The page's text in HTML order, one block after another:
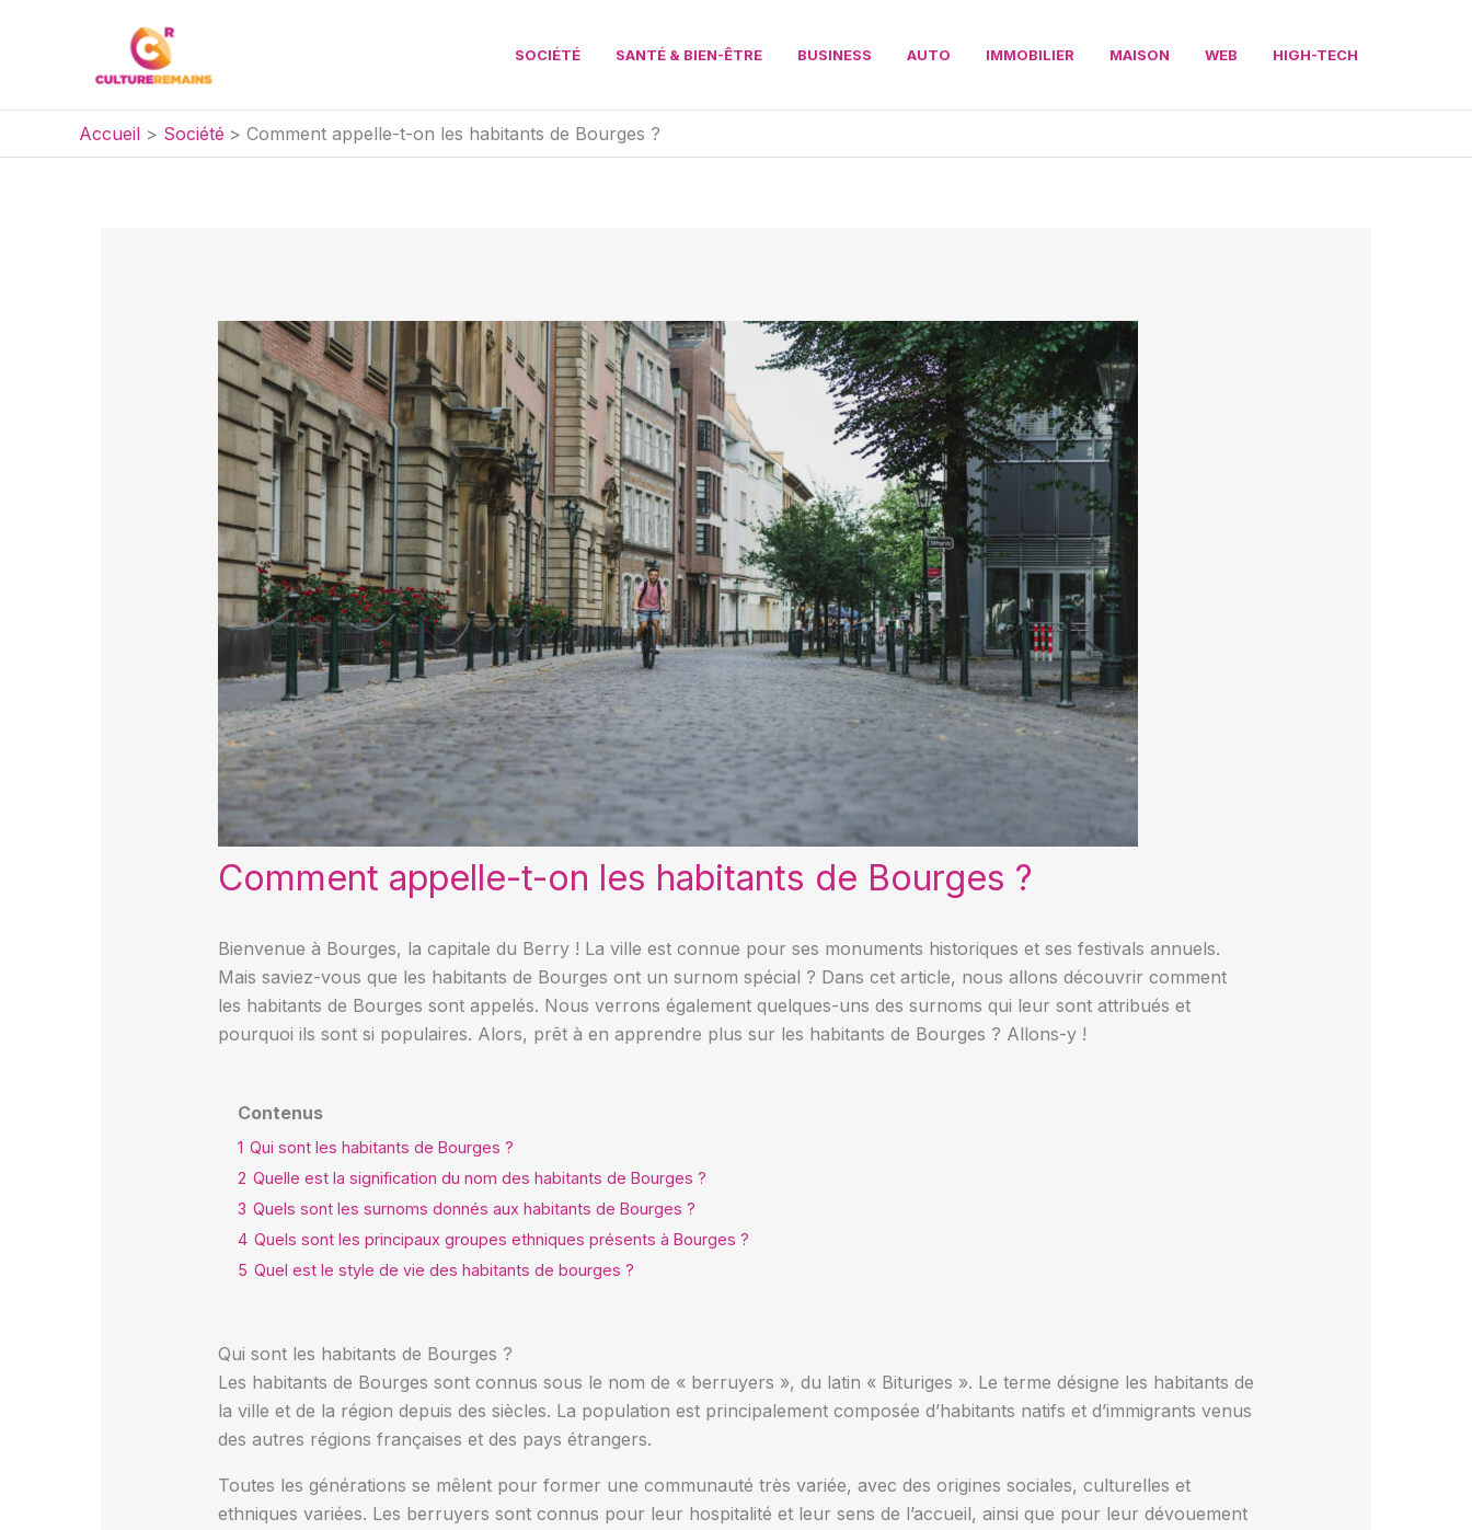
SOCIÉTÉ SANTÉ & BIEN-ÊTRE BUSINESS AUTO IMMOBILIER MAISON WEB HIGH-TECH
Accueil Société Comment appelle-t-on les habitants de Bourges ?
Comment appelle-t-on les habitants de Bourges ?
Bienvenue à Bourges, la capitale du Berry ! La ville est connue pour ses monuments historiques et ses festivals annuels.
Mais saviez-vous que les habitants de Bourges ont un surnom spécial ? Dans cet article, nous allons découvrir comment
les habitants de Bourges sont appelés. Nous verrons également quelques-uns des surnoms qui leur sont attribués et
pourquoi ils sont si populaires. Alors, prêt à en apprendre plus sur les habitants de Bourges ? Allons-y !
Contenus
1 Qui sont les habitants de Bourges ?
2 Quelle est la signification du nom des habitants de Bourges ?
3 Quels sont les surnoms donnés aux habitants de Bourges ?
4 Quels sont les principaux groupes ethniques présents à Bourges ?
5 Quel est le style de vie des habitants de bourges ?
Qui sont les habitants de Bourges ?
Les habitants de Bourges sont connus sous le nom de « berruyers », du latin « Bituriges ». Le terme désigne les habitants de
la ville et de la région depuis des siècles. La population est principalement composée d’habitants natifs et d’immigrants venus
des autres régions françaises et des pays étrangers.
Toutes les générations se mêlent pour former une communauté très variée, avec des origines sociales, culturelles et
ethniques variées. Les berruyers sont connus pour leur hospitalité et leur sens de l’accueil, ainsi que pour leur dévouement